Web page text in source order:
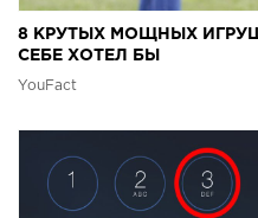
8 КРУТЫХ МОЩНЫХ
СЕБЕ ХОТЕЛ БЫ
YouFact